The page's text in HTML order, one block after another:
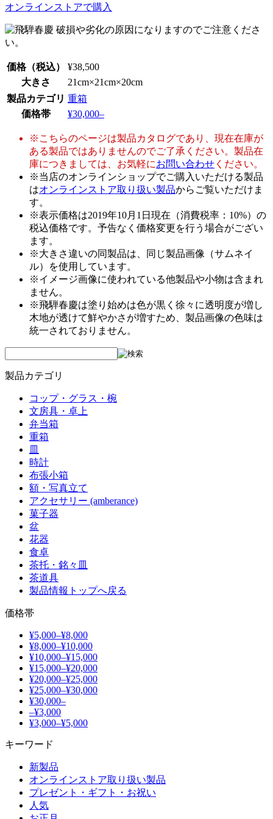
オンラインストアで購入
価格（税込）
¥38,500
大きさ
21cm×21cm×20cm
製品カテゴリ 重箱
価格帯
¥30,000–
※こちらのページは製品カタログであり、現在在庫が
ある製品ではありませんのでご了承ください。製品在
庫につきましては、お気軽にお問い合わせ ください。
※当店のオンラインショップでご購入いただける製品
はオンラインストア取り扱い製品からご覧いただけま
す。
※表示価格は2019年10月1日現在（消費税率：10%）の
税込価格です。予告なく価格変更を行う場合がござい
ます。
※大きさ違いの同製品は、同じ製品画像（サムネイ
ル）を使用しています。
※イメージ画像に使われている他製品や小物は含まれ
ません。
※飛騨春慶は塗り始めは色が黒く徐々に透明度が増し
木地が透けて鮮やかさが増すため、製品画像の色味は
統一されておりません。
製品カテゴリ
コップ・グラス・椀
文房具・卓上
弁当箱
重箱
皿
時計
布張小箱
額・写真立て
アクセサリー (amberance)
菓子器
盆
花器
食卓
茶托・銘々皿
茶道具
製品情報トップへ戻る
価格帯
¥5,000–¥8,000
¥8,000–¥10,000
¥10,000–¥15,000
¥15,000–¥20,000
¥20,000–¥25,000
¥25,000–¥30,000
¥30,000–
–¥3,000
¥3,000–¥5,000
キーワード
新製品
オンラインストア取り扱い製品
プレゼント・ギフト・お祝い
人気